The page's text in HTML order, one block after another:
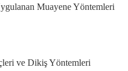
Muayene Yöntemleri
ve Dikiş Yöntemleri